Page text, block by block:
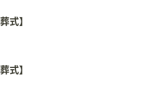
式】
式】